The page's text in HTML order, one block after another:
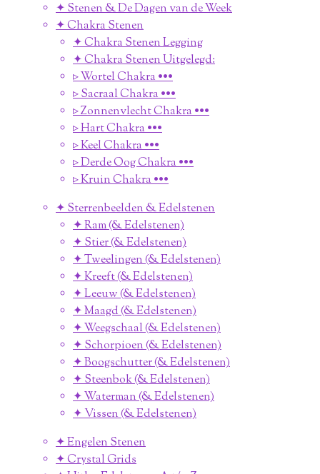
✦ Stenen & De Dagen van de Week
✦ Chakra Stenen
✦ Chakra Stenen Legging
✦ Chakra Stenen Uitgelegd:
▹ Wortel Chakra •••
▹ Sacraal Chakra •••
▹ Zonnenvlecht Chakra •••
▹ Hart Chakra •••
▹ Keel Chakra •••
▹ Derde Oog Chakra •••
▹ Kruin Chakra •••
✦ Sterrenbeelden & Edelstenen
✦ Ram (& Edelstenen)
✦ Stier (& Edelstenen)
✦ Tweelingen (& Edelstenen)
✦ Kreeft (& Edelstenen)
✦ Leeuw (& Edelstenen)
✦ Maagd (& Edelstenen)
✦ Weegschaal (& Edelstenen)
✦ Schorpioen (& Edelstenen)
✦ Boogschutter (& Edelstenen)
✦ Steenbok (& Edelstenen)
✦ Waterman (& Edelstenen)
✦ Vissen (& Edelstenen)
✦ Engelen Stenen
✦ Crystal Grids